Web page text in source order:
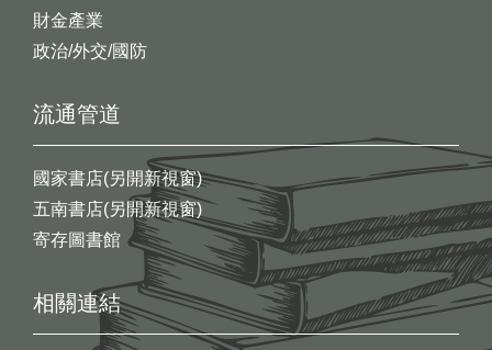
財金產業
政治/外交/國防
流通管道
國家書店(另開新視窗)
五南書店(另開新視窗)
寄存圖書館
相關連結